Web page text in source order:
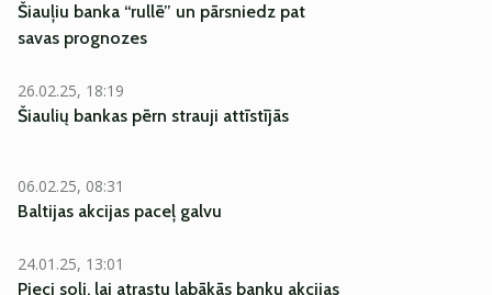
Šiauļiu banka “rullē” un pārsniedz pat
savas prognozes
26.02.25, 18:19
Šiaulių bankas pērn strauji attīstījās
06.02.25, 08:31
Baltijas akcijas paceļ galvu
24.01.25, 13:01
Pieci soļi, lai atrastu labākās banku akcijas